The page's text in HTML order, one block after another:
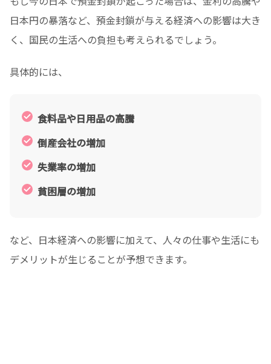
日本円の暴落など、預金封鎖が与える経済への影響は大き
く、国民の生活への負担も考えられるでしょう。
具体的には、
食料品や日用品の高騰
倒産会社の増加
失業率の増加
貧困層の増加
など、日本経済への影響に加えて、人々の仕事や生活にも
デメリットが生じることが予想できます。